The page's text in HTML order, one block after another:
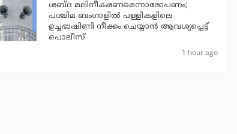
ശബ്ദ മലിനീകരണമെന്നാരോപണം;
പശ്ചിമ ബംഗാളില്‍ പള്ളികളിലെ
ഉച്ചഭാഷിണി നീക്കം ചെയ്യാന്‍ ആവശ്യപ്പെട്ട്
പൊലീസ്
1 hour ago